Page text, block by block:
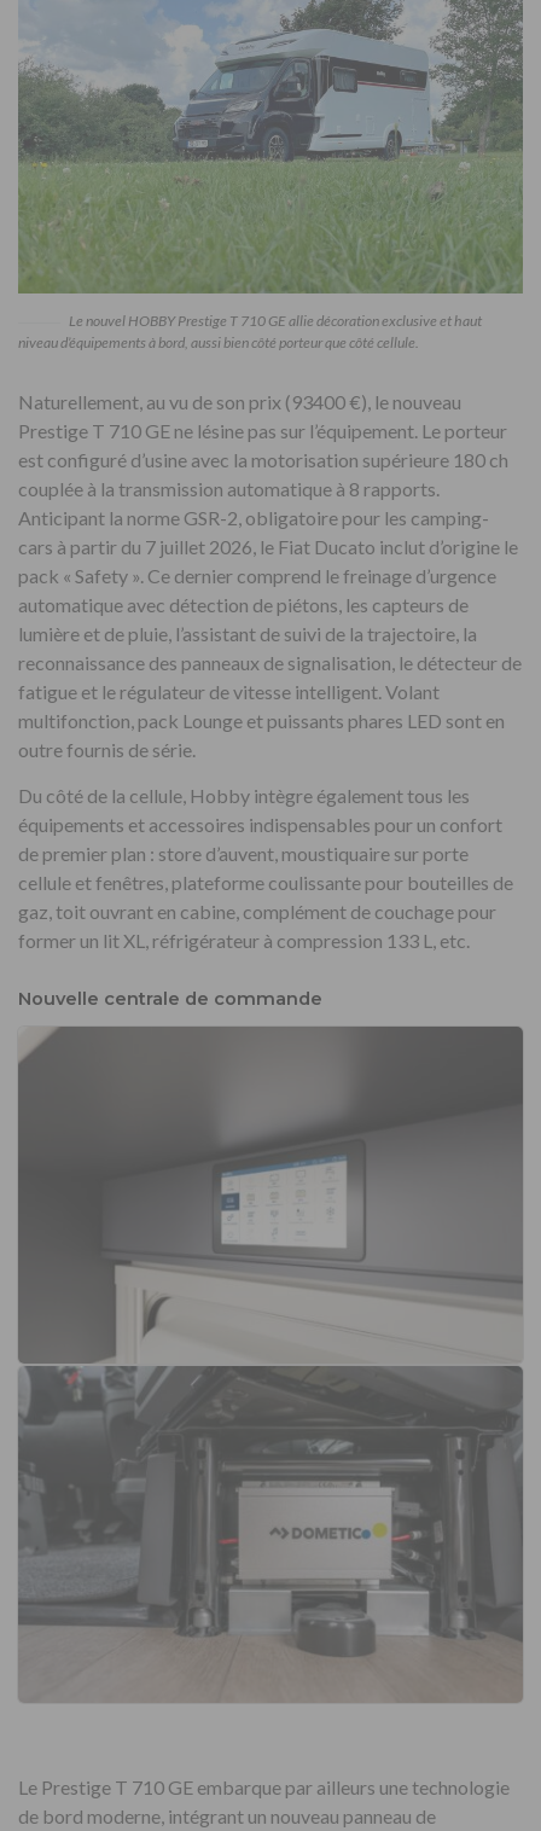
Le nouvel HOBBY Prestige T 710 GE allie décoration exclusive et haut
niveau d’équipements à bord, aussi bien côté porteur que côté cellule.
Naturellement, au vu de son prix (93400 €), le nouveau
Prestige T 710 GE ne lésine pas sur l’équipement. Le porteur
est configuré d’usine avec la motorisation supérieure 180 ch
couplée à la transmission automatique à 8 rapports.
Anticipant la norme GSR-2, obligatoire pour les camping-
cars à partir du 7 juillet 2026, le Fiat Ducato inclut d’origine le
pack « Safety ». Ce dernier comprend le freinage d’urgence
automatique avec détection de piétons, les capteurs de
lumière et de pluie, l’assistant de suivi de la trajectoire, la
reconnaissance des panneaux de signalisation, le détecteur de
fatigue et le régulateur de vitesse intelligent. Volant
multifonction, pack Lounge et puissants phares LED sont en
outre fournis de série.
Du côté de la cellule, Hobby intègre également tous les
équipements et accessoires indispensables pour un confort
de premier plan : store d’auvent, moustiquaire sur porte
cellule et fenêtres, plateforme coulissante pour bouteilles de
gaz, toit ouvrant en cabine, complément de couchage pour
former un lit XL, réfrigérateur à compression 133 L, etc.
Nouvelle centrale de commande
Le Prestige T 710 GE embarque par ailleurs une technologie
de bord moderne, intégrant un nouveau panneau de